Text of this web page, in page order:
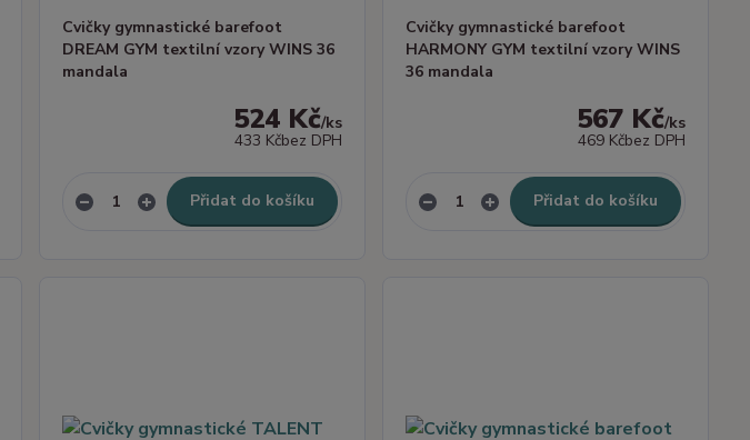
Cvičky gymnastické barefoot
DREAM GYM textilní vzory WINS 36
mandala
524 Kč/ks
433 Kčbez DPH
Přidat do košíku
Cvičky gymnastické barefoot
HARMONY GYM textilní vzory WINS
36 mandala
567 Kč/ks
469 Kčbez DPH
Přidat do košíku